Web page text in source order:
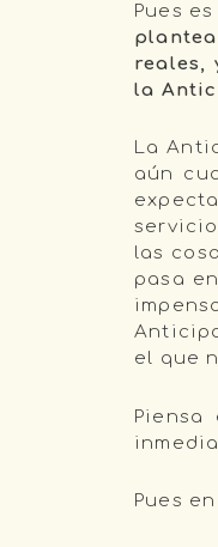
Pues
reales,
la
La
aún
las
pasa
el que
Pues